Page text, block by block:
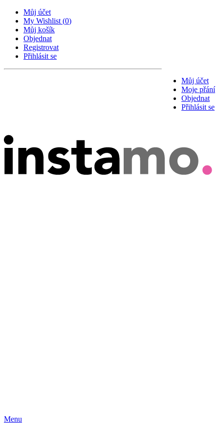
Můj účet
My Wishlist (0)
Můj košík
Objednat
Registrovat
Přihlásit se
Můj účet
Moje přání
Objednat
Přihlásit se
Menu